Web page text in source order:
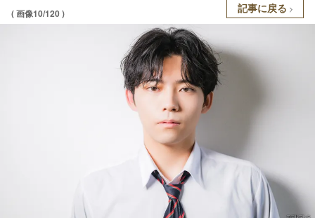
( 画像10/120 ) 記事に戻る